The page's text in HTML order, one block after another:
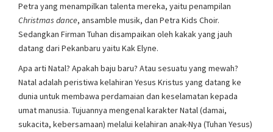
Petra yang menampilkan talenta mereka, yaitu penampilan
Christmas dance, ansamble musik, dan Petra Kids Choir.
Sedangkan Firman Tuhan disampaikan oleh kakak yang jauh
datang dari Pekanbaru yaitu Kak Elyne.
Apa arti Natal? Apakah baju baru? Atau sesuatu yang mewah?
Natal adalah peristiwa kelahiran Yesus Kristus yang datang ke
dunia untuk membawa perdamaian dan keselamatan kepada
umat manusia. Tujuannya mengenal karakter Natal (damai,
sukacita, kebersamaan) melalui kelahiran anak-Nya (Tuhan Yesus)